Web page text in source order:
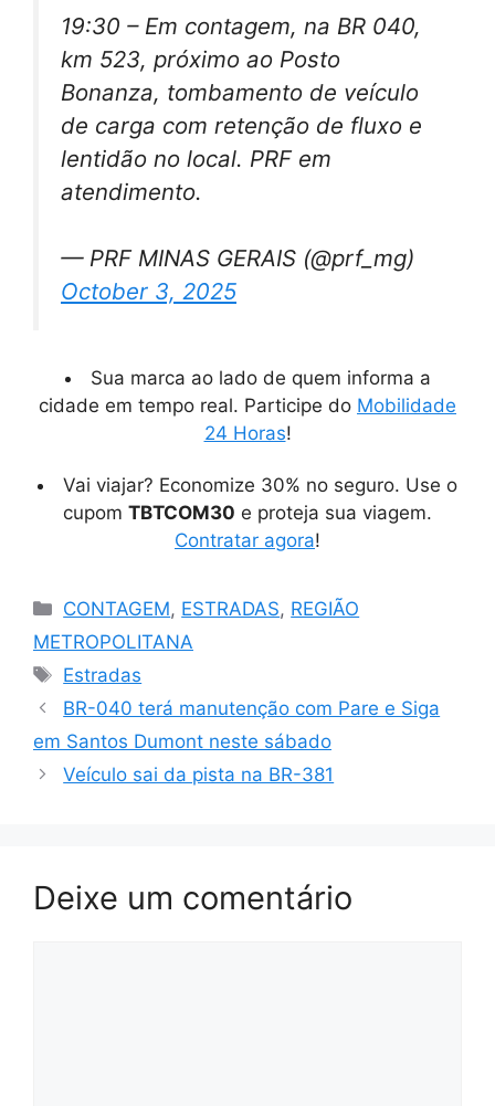
19:30 – Em contagem, na BR 040,
km 523, próximo ao Posto
Bonanza, tombamento de veículo
de carga com retenção de fluxo e
lentidão no local. PRF em
atendimento.
— PRF MINAS GERAIS (@prf_mg)
October 3, 2025
Sua marca ao lado de quem informa a
cidade em tempo real. Participe do Mobilidade
24 Horas!
Vai viajar? Economize 30% no seguro. Use o
cupom TBTCOM30 e proteja sua viagem.
Contratar agora!
Categorias
CONTAGEM, ESTRADAS, REGIÃO
METROPOLITANA
Tags
Estradas
BR-040 terá manutenção com Pare e Siga
em Santos Dumont neste sábado
Veículo sai da pista na BR-381
Deixe um comentário